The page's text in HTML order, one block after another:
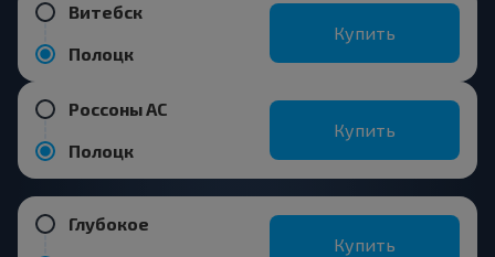
Витебск
Полоцк
Купить
Россоны АС
Полоцк
Купить
Глубокое
Купить